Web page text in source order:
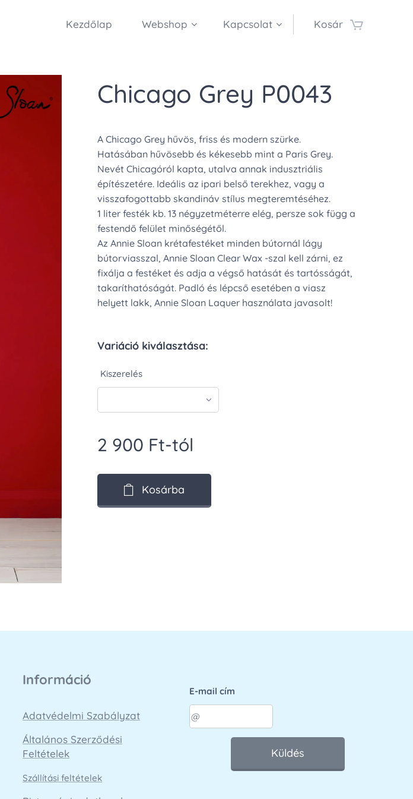
Kezdőlap Webshop Kapcsolat Kosár
Chicago Grey P0043
A Chicago Grey hűvös, friss és modern szürke.
Hatásában hűvösebb és kékesebb mint a Paris Grey.
Nevét Chicagóról kapta, utalva annak indusztriális
építészetére. Ideális az ipari belső terekhez, vagy a
visszafogottabb skandináv stílus megteremtéséhez.
1 liter festék kb. 13 négyzetméterre elég, persze sok függ a
festendő felület minőségétől.
Az Annie Sloan krétafestéket minden bútornál lágy
bútorviasszal, Annie Sloan Clear Wax -szal kell zárni, ez
fixálja a festéket és adja a végső hatását és tartósságát,
takaríthatóságát. Padló és lépcső esetében a viasz
helyett lakk, Annie Sloan Laquer használata javasolt!
Variáció kiválasztása:
Kiszerelés
2 900 Ft-tól
Kosárba
Információ
Adatvédelmi Szabályzat
Általános Szerződési
Feltételek
Szállítási feltételek
E-mail cím
Küldés